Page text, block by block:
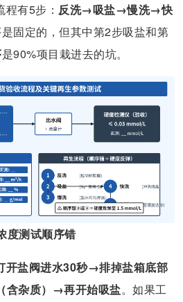
有5步： 反洗→吸盐→慢洗→快
固定的，但其中第2步吸盐和第
是90%项目栽进去的坑。
度测试顺序错
开盐阀进水30秒→排掉盐箱底部
含杂质）→再开始吸盐。如果工